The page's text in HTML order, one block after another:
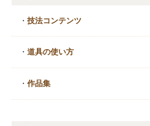
・技法コンテンツ
・道具の使い方
・作品集